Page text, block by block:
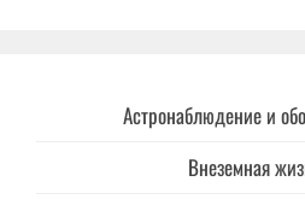
Астронаблюдение и
Внеземная